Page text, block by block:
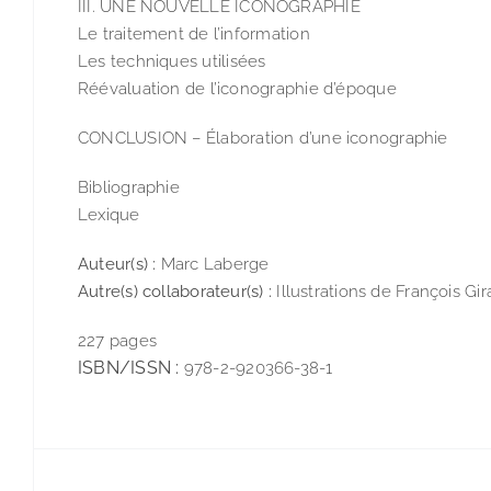
III. UNE NOUVELLE ICONOGRAPHIE
Le traitement de l’information
Les techniques utilisées
Réévaluation de l’iconographie d’époque
CONCLUSION – Élaboration d’une iconographie
Bibliographie
Lexique
Auteur(s) : Marc Laberge
Autre(s) collaborateur(s) : Illustrations de François
227 pages
ISBN/ISSN : 978-2-920366-38-1